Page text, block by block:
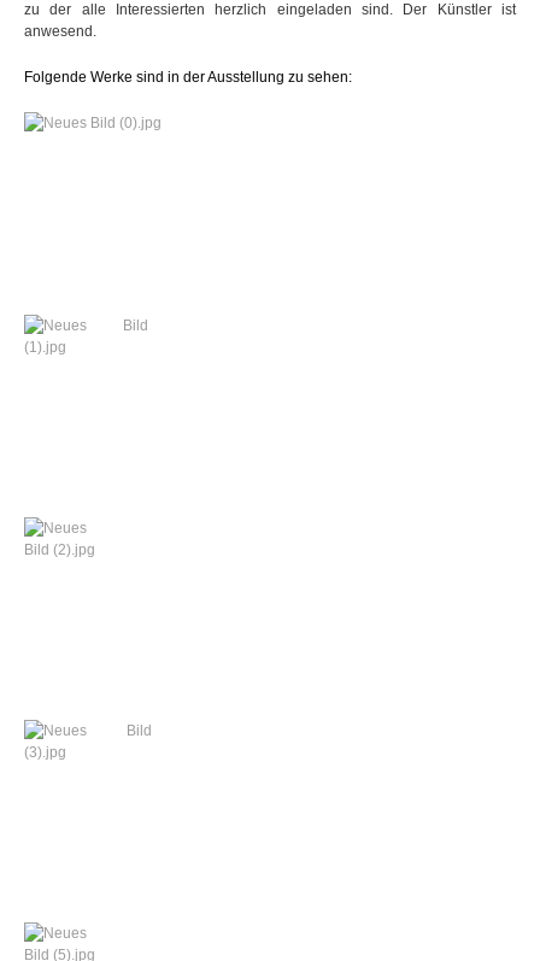
zu der alle Inter­es­sier­ten herz­lich ein­ge­la­den sind. Der Künst­le­r ist
anwesend.
Fol­gende Werke sind in der Aus­stel­lung zu sehen: